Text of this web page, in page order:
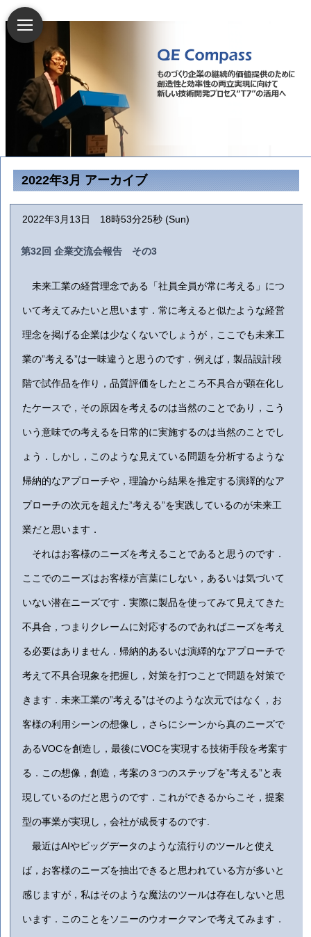
2022年3月 アーカイブ
2022年3月13日 18時53分25秒 (Sun)
第32回 企業交流会報告 その3
未来工業の経営理念である「社員全員が常に考える」につ
いて考えてみたいと思います．常に考えると似たような経営
理念を掲げる企業は少なくないでしょうが，ここでも未来工
業の”考える”は一味違うと思うのです．例えば，製品設計段
階で試作品を作り，品質評価をしたところ不具合が顕在化し
たケースで，その原因を考えるのは当然のことであり，こう
いう意味での考えるを日常的に実施するのは当然のことでし
ょう．しかし，このような見えている問題を分析するような
帰納的なアプローチや，理論から結果を推定する演繹的なア
プローチの次元を超えた”考える”を実践しているのが未来工
業だと思います．
それはお客様のニーズを考えることであると思うのです．
ここでのニーズはお客様が言葉にしない，あるいは気づいて
いない潜在ニーズです．実際に製品を使ってみて見えてきた
不具合，つまりクレームに対応するのであればニーズを考え
る必要はありません．帰納的あるいは演繹的なアプローチで
考えて不具合現象を把握し，対策を打つことで問題を対策で
きます．未来工業の”考える”はそのような次元ではなく，お
客様の利用シーンの想像し，さらにシーンから真のニーズで
あるVOCを創造し，最後にVOCを実現する技術手段を考案す
る．この想像，創造，考案の３つのステップを”考える”と表
現しているのだと思うのです．これができるからこそ，提案
型の事業が実現し，会社が成長するのです.
最近はAIやビッグデータのような流行りのツールと使え
ば，お客様のニーズを抽出できると思われている方が多いと
感じますが，私はそのような魔法のツールは存在しないと思
います．このことをソニーのウオークマンで考えてみます．